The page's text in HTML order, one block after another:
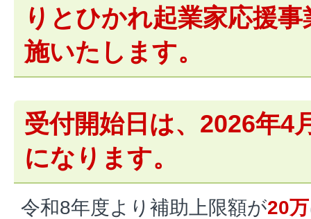
りとひかれ起業家応援
施いたします。
受付開始日は、2026年4
になります。
令和8年度より補助上限額が20万